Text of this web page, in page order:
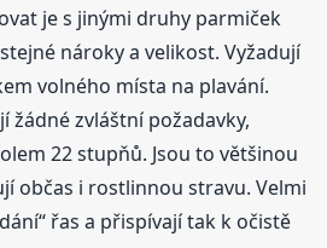
je s jinými druhy parmiček
nároky a velikost. Vyžadují
volného místa na plavání.
žádné zvláštní požadavky,
22 stupňů. Jsou to většinou
občas i rostlinnou stravu. Velmi
řas a přispívají tak k očistě